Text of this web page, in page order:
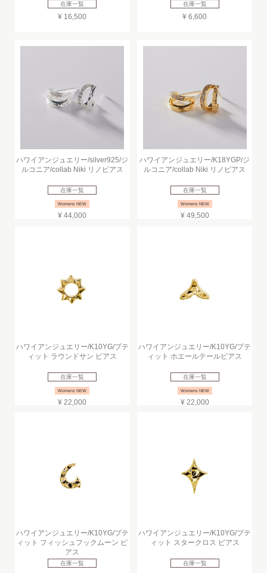
在庫一覧
¥ 16,500
在庫一覧
¥ 6,600
ハワイアンジュエリー/silver925/ジ
ルコニア/collab Niki リノピアス
在庫一覧
Womens NEW
¥ 44,000
ハワイアンジュエリー/K18YGP/ジ
ルコニア/collab Niki リノピアス
在庫一覧
Womens NEW
¥ 49,500
ハワイアンジュエリー/K10YG/プテ
ィット ラウンドサン ピアス
在庫一覧
Womens NEW
¥ 22,000
ハワイアンジュエリー/K10YG/プテ
ィット ホエールテールピアス
在庫一覧
Womens NEW
¥ 22,000
ハワイアンジュエリー/K10YG/プテ
ィット フィッシュフックムーン ピ
アス
在庫一覧
ハワイアンジュエリー/K10YG/プテ
ィット スタークロス ピアス
在庫一覧